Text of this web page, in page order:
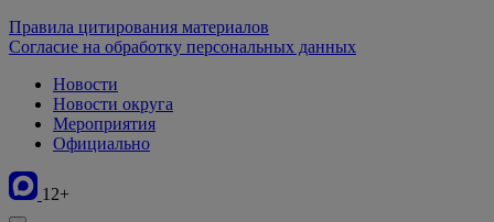
Правила цитирования материалов
Согласие на обработку персональных данных
Новости
Новости округа
Мероприятия
Официально
12+